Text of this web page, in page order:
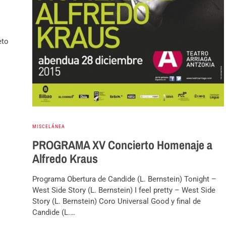
MISCELÁNEA
PROGRAMA XV Concierto Homenaje a
Alfredo Kraus
Programa Obertura de Candide (L. Bernstein) Tonight –
West Side Story (L. Bernstein) I feel pretty – West Side
Story (L. Bernstein) Coro Universal Good y final de
Candide (L.…